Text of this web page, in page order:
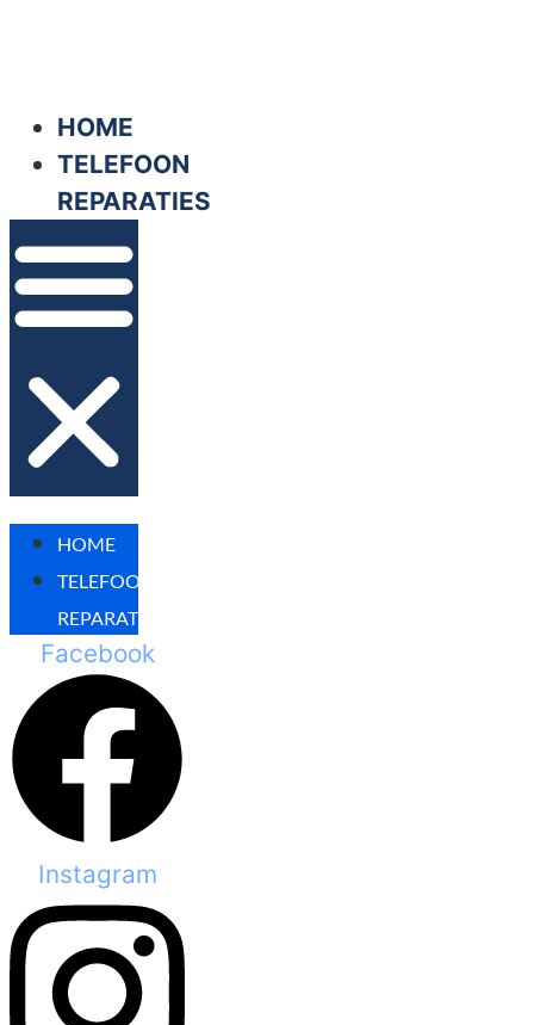
inhoudHOME
TELEFOON
REPARATIES
HOME
TELEFOON
REPARATIES
Facebook
Instagram